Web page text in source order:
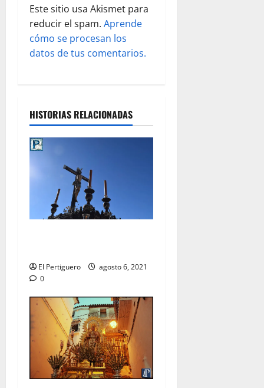
a
d
a
Este sitio usa Akismet para
reducir el spam. Aprende
cómo se procesan los
datos de tus comentarios.
HISTORIAS RELACIONADAS
El Pertiguero
agosto 6, 2021
0